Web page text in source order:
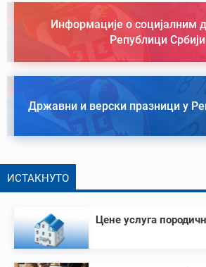
Информације о социјалним
Републици Србији
Државни и верски празници у
ИСТАКНУТО
Цене услуга